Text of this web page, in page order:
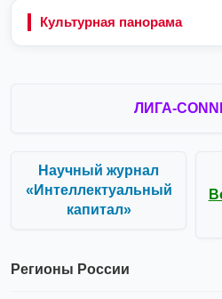
Культурная панорама
ЛИГА-
Научный журнал
«Интеллектуальный
капитал»
Регионы России